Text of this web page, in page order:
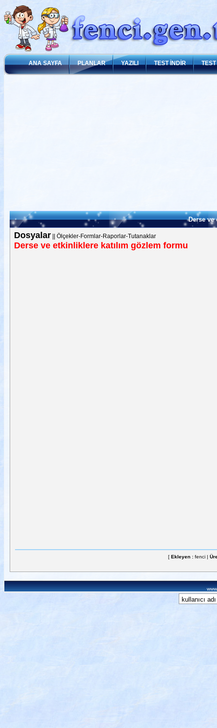
ANA SAYFA PLANLAR YAZILI TEST İNDİR
Derse ve
Dosyalar|| Ölçekler-Formlar-Raporlar-Tutanaklar
Derse ve etkinliklere katılım gözlem formu
[ Ekleyen : fenci |